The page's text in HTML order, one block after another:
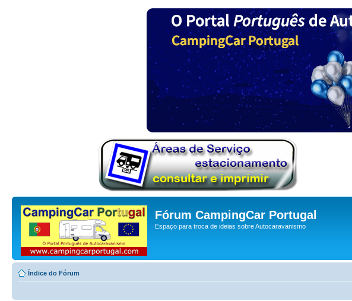
Fórum CampingCar Portugal
Espaço para troca de ideias sobre Autocaravanismo
Índice do Fórum